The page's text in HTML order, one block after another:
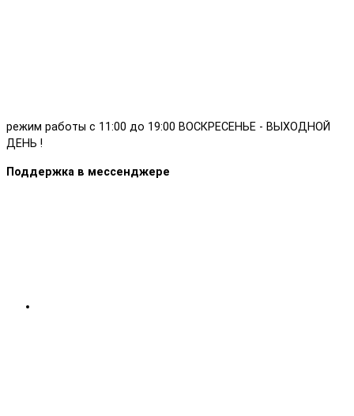
режим работы с 11:00 до 19:00 ВОСКРЕСЕНЬЕ - ВЫХОДНОЙ
ДЕНЬ !
Поддержка в мессенджере